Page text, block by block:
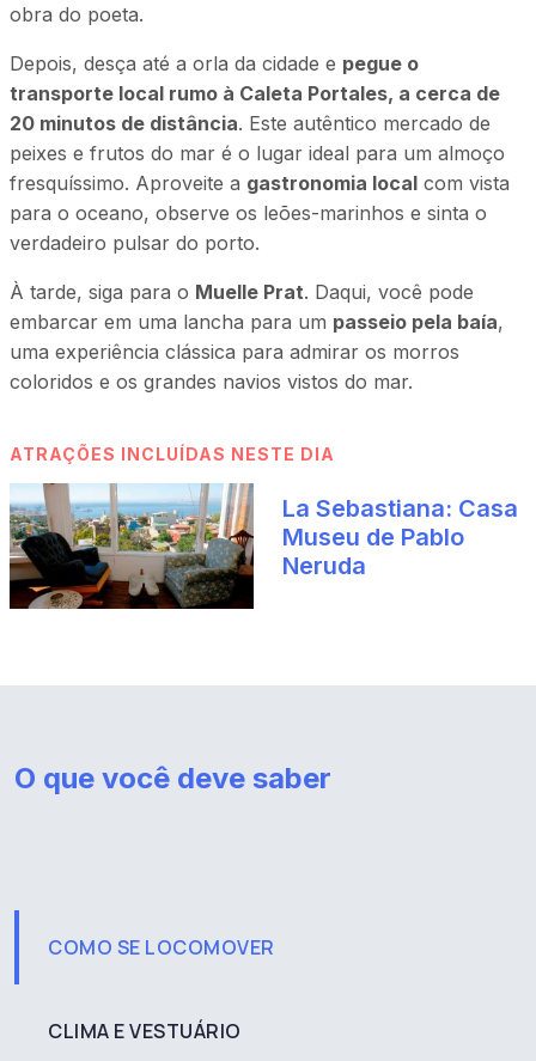
obra do poeta.
Depois, desça até a orla da cidade e pegue o
transporte local rumo à Caleta Portales, a cerca de
20 minutos de distância. Este autêntico mercado de
peixes e frutos do mar é o lugar ideal para um almoço
fresquíssimo. Aproveite a gastronomia local com vista
para o oceano, observe os leões-marinhos e sinta o
verdadeiro pulsar do porto.
À tarde, siga para o Muelle Prat. Daqui, você pode
embarcar em uma lancha para um passeio pela baía,
uma experiência clássica para admirar os morros
coloridos e os grandes navios vistos do mar.
ATRAÇÕES INCLUÍDAS NESTE DIA
La Sebastiana: Casa
Museu de Pablo
Neruda
O que você deve saber
COMO SE LOCOMOVER
CLIMA E VESTUÁRIO